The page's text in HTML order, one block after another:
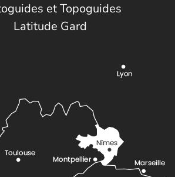
et Topoguides
Latitude Gard